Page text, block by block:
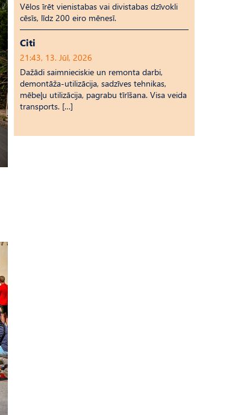
Vēlos īrēt vienistabas vai divistabas dzīvokli
cēsīs, līdz 200 eiro mēnesī.
Citi
21:43, 13. Jūl, 2026
Dažādi saimnieciskie un remonta darbi,
demontāža-utilizācija, sadzīves tehnikas,
mēbeļu utilizācija, pagrabu tīrīšana. Visa veida
transports. […]